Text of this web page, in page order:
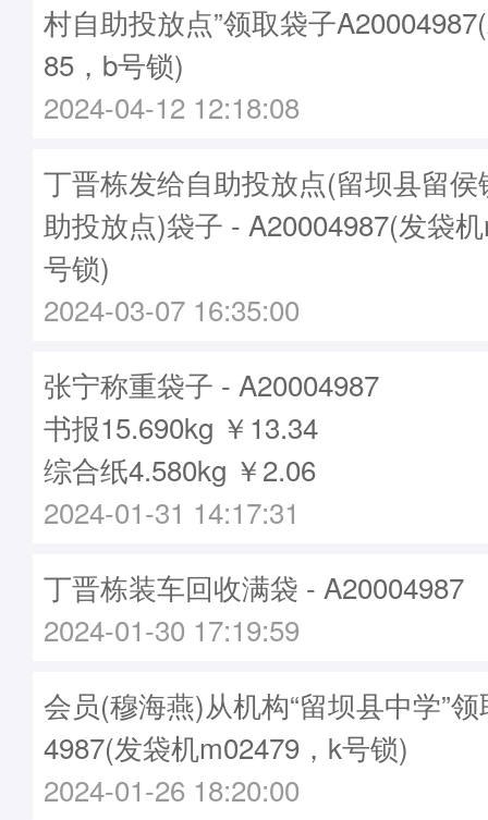
村自助投放点”领取袋子
85，b号锁)
2024-04-12 12:18:08
丁晋栋发给自助投放点(留坝县留
助投放点)袋子 - A20004987(发袋
号锁)
2024-03-07 16:35:00
张宁称重袋子 - A20004987
书报15.690kg ￥13.34
综合纸4.580kg ￥2.06
2024-01-31 14:17:31
丁晋栋装车回收满袋 - A20004987
2024-01-30 17:19:59
会员(穆海燕)从机构“留坝县中学”
4987(发袋机m02479，k号锁)
2024-01-26 18:20:00